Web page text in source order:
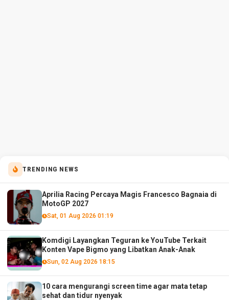
TRENDING NEWS
Aprilia Racing Percaya Magis Francesco Bagnaia di
MotoGP 2027
Sat, 01 Aug 2026 01:19
Komdigi Layangkan Teguran ke YouTube Terkait
Konten Vape Bigmo yang Libatkan Anak-Anak
Sun, 02 Aug 2026 18:15
10 cara mengurangi screen time agar mata tetap
sehat dan tidur nyenyak